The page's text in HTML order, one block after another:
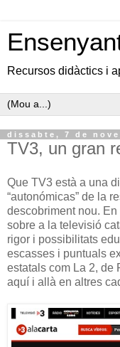
Recursos didàctics i
dissabte, 7 de
TV3, un gran
Que TV3 està a una
“autonómicas” de la
descobriment nou.
sobre a la televisió
rigor i possibilitats
escasses i puntuals
estatals com La 2, de
aquí i allà en altres